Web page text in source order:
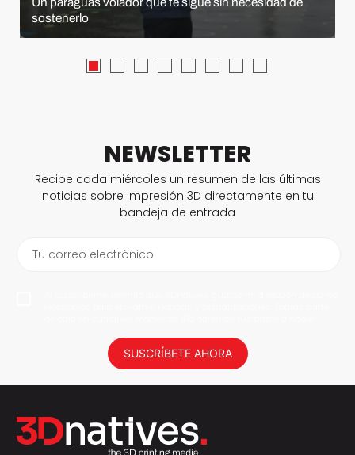
sostenerlo
NEWSLETTER
Recibe cada miércoles un resumen de las últimas
noticias sobre impresión 3D directamente en tu
bandeja de entrada
Tu correo electrónico
SUSCRÍBETE AHORA